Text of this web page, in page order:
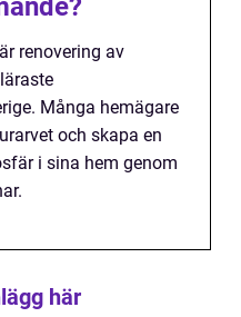
renovering av
Många hemägare
och skapa en
i sina hem genom
här